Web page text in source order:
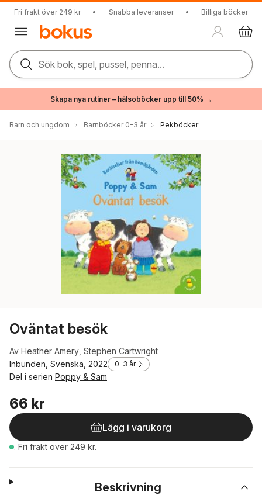
Fri frakt över 249 kr • Snabba leveranser • Billiga böcker
Sök bok, spel, pussel, penna...
Skapa nya rutiner – hälsoböcker upp till 50% →
Barn och ungdom Barnböcker 0-3 år Pekböcker
Oväntat besök
Av Heather Amery Stephen Cartwright
Inbunden, Svenska, 2022
0-3 år
Del i serien Poppy & Sam
66 kr
Lägg i varukorg
. Fri frakt över 249 kr.
Beskrivning